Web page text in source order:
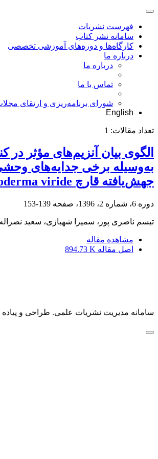
فهرست نشریات
سامانه نشر کتاب
کارگاه‌ها و دوره‌های آموزشی تخصصی
درباره ما
درباره ما
تماس با ما
شورای برنامه‌ریزی و ارتقای
English
تعداد مقالات: 1
الگوی بیان آنزیم‌های مؤثر در
به‌وسیله برخی جدایه‌های
جهش‌یافته قارچ Trichoderma viride
دوره 6، شماره 2، 1396، صفحه 139-153
تبسم ناصری پور، سمیرا شهبازی، سعید نصراله
مشاهده مقاله
اصل مقاله 894.73 K
سامانه مدیریت نشریات علمی. طراحی و